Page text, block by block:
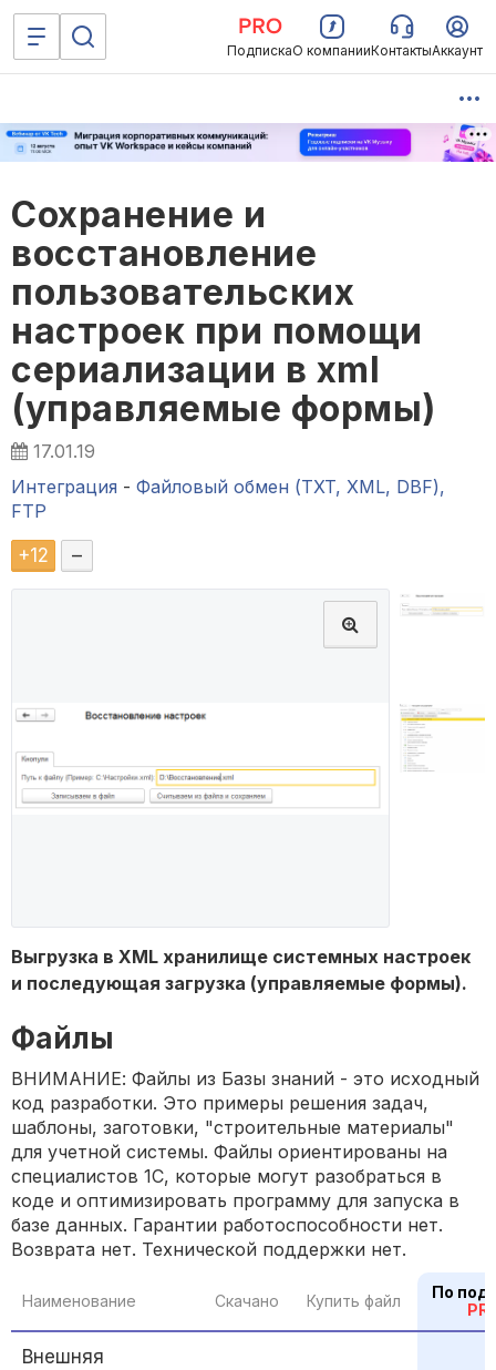
ПодпискаО компанииКонтактыАккаунт
Сохранение и
восстановление
пользовательских
настроек при помощи
сериализации в xml
(управляемые формы)
17.01.19
Интеграция - Файловый обмен (TXT, XML, DBF),
FTP
+12 –
Выгрузка в XML хранилище системных настроек
и последующая загрузка (управляемые формы).
Файлы
ВНИМАНИЕ: Файлы из Базы знаний - это исходный
код разработки. Это примеры решения задач,
шаблоны, заготовки, "строительные материалы"
для учетной системы. Файлы ориентированы на
специалистов 1С, которые могут разобраться в
коде и оптимизировать программу для запуска в
базе данных. Гарантии работоспособности нет.
Возврата нет. Технической поддержки нет.
Наименование Скачано Купить файл
По
Внешняя